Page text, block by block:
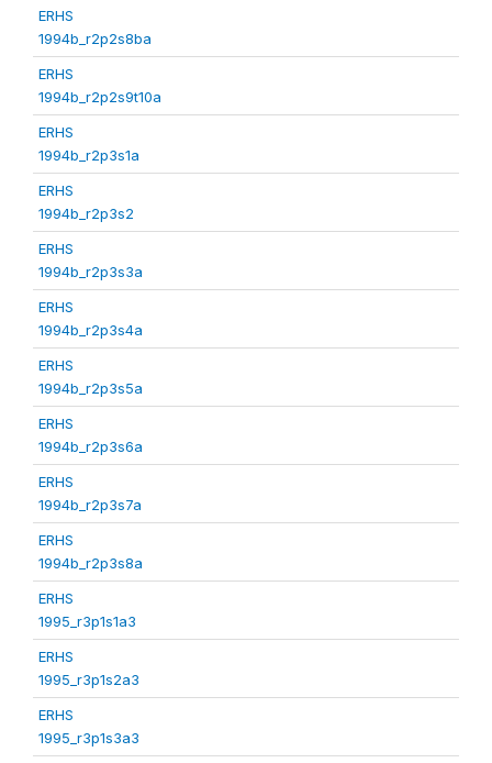
ERHS
1994b_r2p2s8ba
ERHS
1994b_r2p2s9t10a
ERHS
1994b_r2p3s1a
ERHS
1994b_r2p3s2
ERHS
1994b_r2p3s3a
ERHS
1994b_r2p3s4a
ERHS
1994b_r2p3s5a
ERHS
1994b_r2p3s6a
ERHS
1994b_r2p3s7a
ERHS
1994b_r2p3s8a
ERHS
1995_r3p1s1a3
ERHS
1995_r3p1s2a3
ERHS
1995_r3p1s3a3